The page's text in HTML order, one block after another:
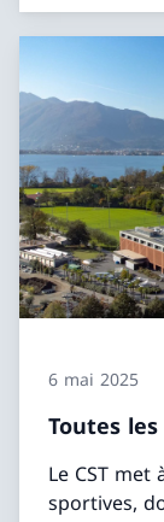
6 mai 2025
Toutes
Le CST
sportives,